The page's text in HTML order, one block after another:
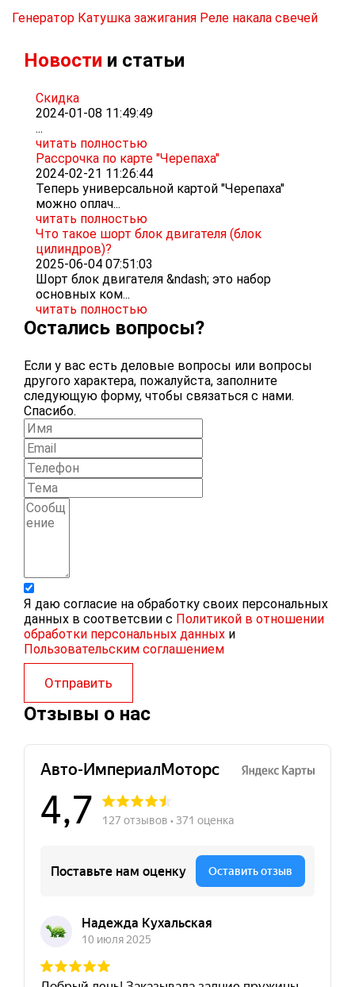
Генератор Катушка зажигания Реле накала свечей
Новости и статьи
Скидка
2024-01-08 11:49:49
...
читать полностью
Рассрочка по карте "Черепаха"
2024-02-21 11:26:44
Теперь универсальной картой "Черепаха"
можно оплач...
читать полностью
Что такое шорт блок двигателя (блок
цилиндров)?
2025-06-04 07:51:03
Шорт блок двигателя &ndash; это набор
основных ком...
читать полностью
Остались вопросы?
Если у вас есть деловые вопросы или вопросы
другого характера, пожалуйста, заполните
следующую форму, чтобы связаться с нами.
Спасибо.
Я даю согласие на обработку своих персональных
данных в соответсвии с Политикой в отношении
обработки персональных данных и
Пользовательским соглашением
Отправить
Отзывы о нас